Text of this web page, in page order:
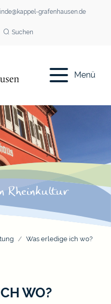
grafenhausen.de
Suchen
Menü
Was erledige ich wo?
WO?